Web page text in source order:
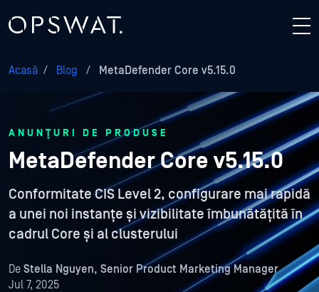
Acasă / Blog / MetaDefender Core v5.15.0
ANUNȚURI DE PRODUSE
MetaDefender Core v5.15.0
Conformitate CIS Level 2, configurare mai rapidă
a unei noi instanțe și vizibilitate îmbunătățită în
cadrul Core și al clusterului
De Stella Nguyen, Senior Product Marketing Manager
Jul 7, 2025